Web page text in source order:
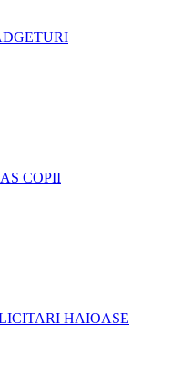
COPII
HAIOASE